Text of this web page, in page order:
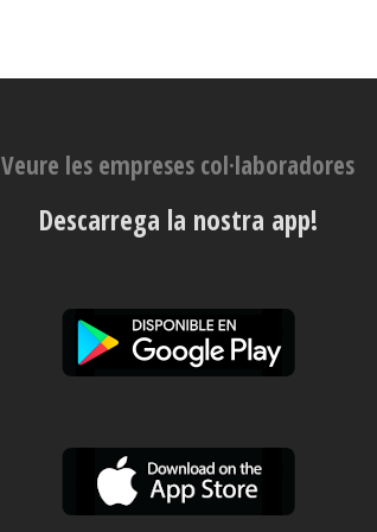
Veure les empreses col·laboradores
Descarrega la nostra app!